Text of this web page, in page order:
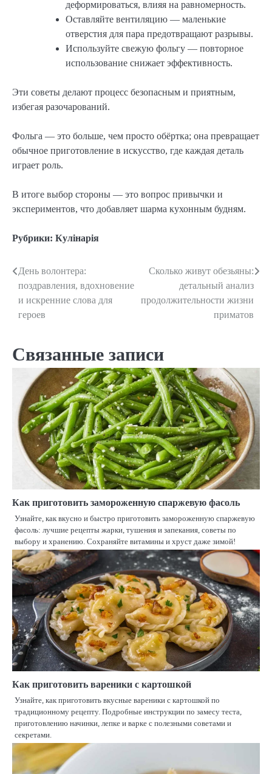
деформироваться, влияя на равномерность.
Оставляйте вентиляцию — маленькие
отверстия для пара предотвращают разрывы.
Используйте свежую фольгу — повторное
использование снижает эффективность.
Эти советы делают процесс безопасным и приятным,
избегая разочарований.
Фольга — это больше, чем просто обёртка; она превращает
обычное приготовление в искусство, где каждая деталь
играет роль.
В итоге выбор стороны — это вопрос привычки и
экспериментов, что добавляет шарма кухонным будням.
Рубрики: Кулінарія
Навигация
по
записям
День волонтера:
поздравления, вдохновение
и искренние слова для
героев
Сколько живут обезьяны:
детальный анализ
продолжительности жизни
приматов
Связанные записи
Как приготовить замороженную спаржевую фасоль
Узнайте, как вкусно и быстро приготовить замороженную спаржевую
фасоль: лучшие рецепты жарки, тушения и запекания, советы по
выбору и хранению. Сохраняйте витамины и хруст даже зимой!
Как приготовить вареники с картошкой
Узнайте, как приготовить вкусные вареники с картошкой по
традиционному рецепту. Подробные инструкции по замесу теста,
приготовлению начинки, лепке и варке с полезными советами и
секретами.